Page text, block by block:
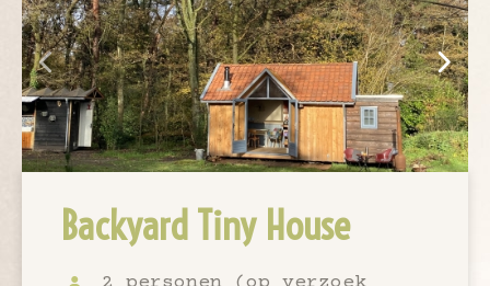
Backyard Tiny House